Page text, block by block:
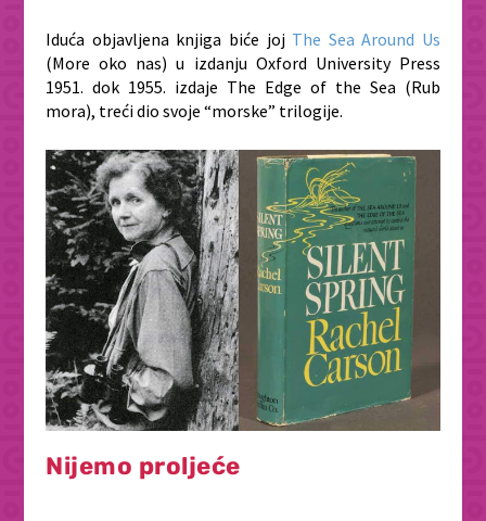
Iduća objavljena knjiga biće joj The Sea Around Us
(More oko nas) u izdanju Oxford University Press
1951. dok 1955. izdaje The Edge of the Sea (Rub
mora), treći dio svoje “morske” trilogije.
Nijemo proljeće